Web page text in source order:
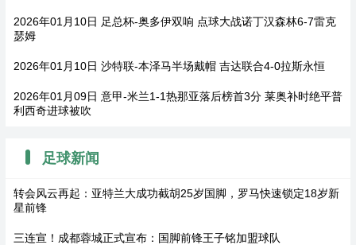
2026年01月10日 足总杯-奥多伊双响 点球大战诺丁汉森林6-7雷克
瑟姆
2026年01月10日 沙特联-本泽马半场戴帽 吉达联合4-0拉斯永恒
2026年01月09日 意甲-米兰1-1热那亚落后榜首3分 莱奥补时绝平普
利西奇进球被吹
足球新闻
转会风云再起：亚特兰大成功截胡25岁国脚，罗马快速锁定18岁新
星前锋
三连宣！成都蓉城正式宣布：国脚前锋王子铭加盟球队